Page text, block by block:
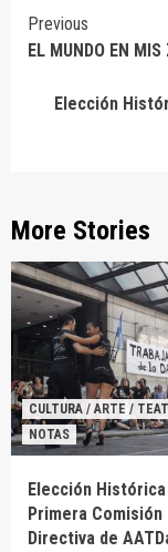
Continue
Reading
Previous
EL MUNDO EN
Elección
More Stories
CULTURA / ARTE /
NOTAS
Elección
Primera Comisión
Directiva de